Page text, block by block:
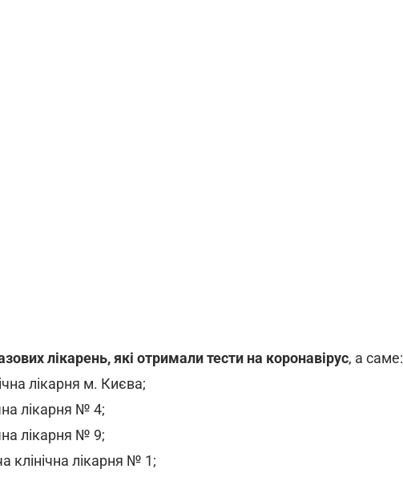
лікарень, які отримали тести на коронавірус, а саме:
лікарня м. Києва;
лікарня № 4;
лікарня № 9;
клінічна лікарня № 1;